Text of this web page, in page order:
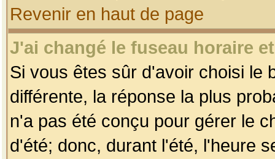
Revenir en haut de page
J'ai changé le fuseau horaire
Si vous êtes sûr d'avoir choisi le
différente, la réponse la plus
n'a pas été conçu pour gérer le
d'été; donc, durant l'été, l'heure